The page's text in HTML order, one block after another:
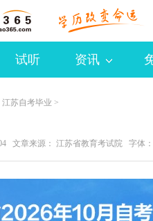
试听 资讯
江苏自考毕业 >
文章来源： 江苏省教育考试院 字体：